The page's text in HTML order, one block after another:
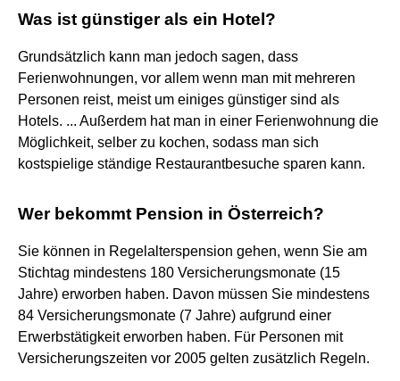
Was ist günstiger als ein Hotel?
Grundsätzlich kann man jedoch sagen, dass
Ferienwohnungen, vor allem wenn man mit mehreren
Personen reist, meist um einiges günstiger sind als
Hotels. ... Außerdem hat man in einer Ferienwohnung die
Möglichkeit, selber zu kochen, sodass man sich
kostspielige ständige Restaurantbesuche sparen kann.
Wer bekommt Pension in Österreich?
Sie können in Regelalterspension gehen, wenn Sie am
Stichtag mindestens 180 Versicherungsmonate (15
Jahre) erworben haben. Davon müssen Sie mindestens
84 Versicherungsmonate (7 Jahre) aufgrund einer
Erwerbstätigkeit erworben haben. Für Personen mit
Versicherungszeiten vor 2005 gelten zusätzlich Regeln.